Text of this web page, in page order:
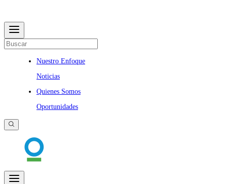
Nuestro Enfoque
Noticias
Quienes Somos
Oportunidades